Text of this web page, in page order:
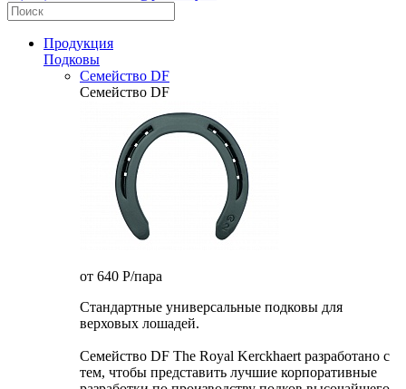
Продукция
Подковы
Семейство DF
Семейство DF
от 640 P/пара
Стандартные универсальные подковы для
верховых лошадей.
Семейство DF The Royal Kerckhaert разработано с
тем, чтобы представить лучшие корпоративные